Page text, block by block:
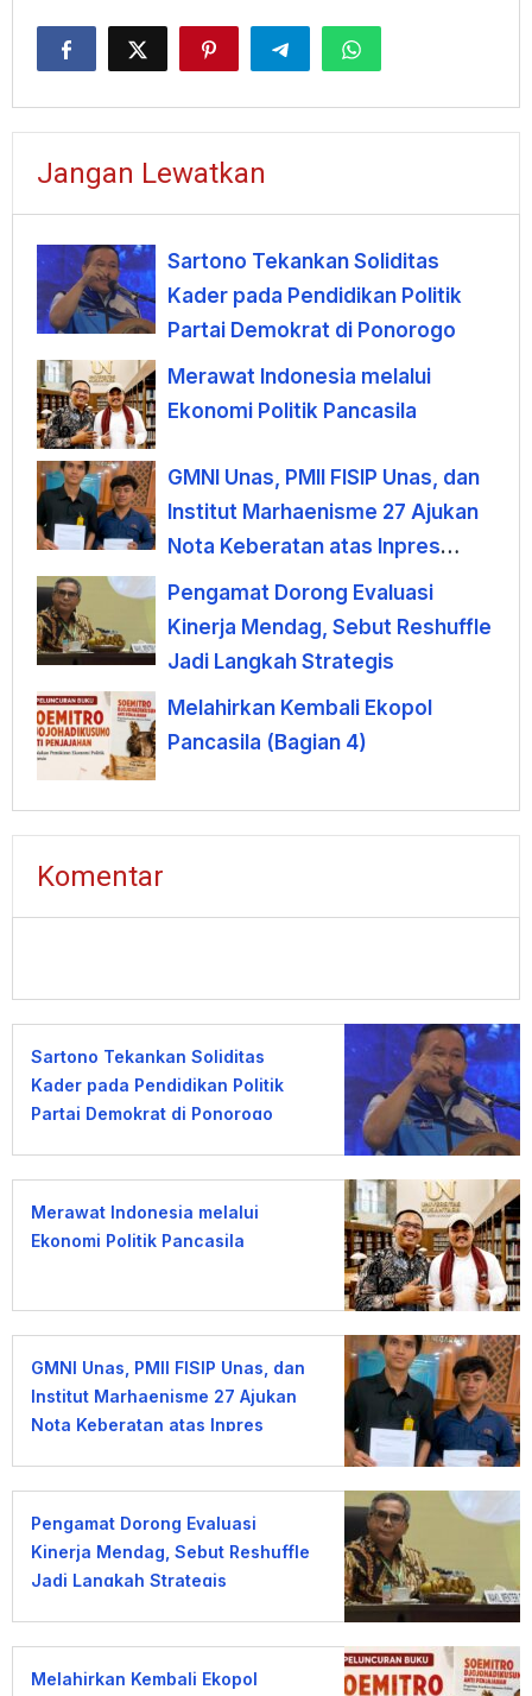
Jangan Lewatkan
Sartono Tekankan Soliditas
Kader pada Pendidikan Politik
Partai Demokrat di Ponorogo
Merawat Indonesia melalui
Ekonomi Politik Pancasila
GMNI Unas, PMII FISIP Unas, dan
Institut Marhaenisme 27 Ajukan
Nota Keberatan atas Inpres
KDMP
Pengamat Dorong Evaluasi
Kinerja Mendag, Sebut Reshuffle
Jadi Langkah Strategis
Melahirkan Kembali Ekopol
Pancasila (Bagian 4)
Komentar
Sartono Tekankan Soliditas
Kader pada Pendidikan Politik
Partai Demokrat di Ponorogo
Merawat Indonesia melalui
Ekonomi Politik Pancasila
GMNI Unas, PMII FISIP Unas, dan
Institut Marhaenisme 27 Ajukan
Nota Keberatan atas Inpres
Pengamat Dorong Evaluasi
Kinerja Mendag, Sebut Reshuffle
Jadi Langkah Strategis
Melahirkan Kembali Ekopol